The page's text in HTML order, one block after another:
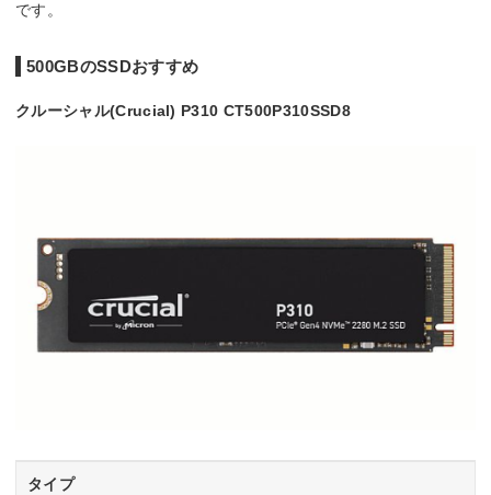
です。
500GBのSSDおすすめ
クルーシャル(Crucial) P310 CT500P310SSD8
タイプ